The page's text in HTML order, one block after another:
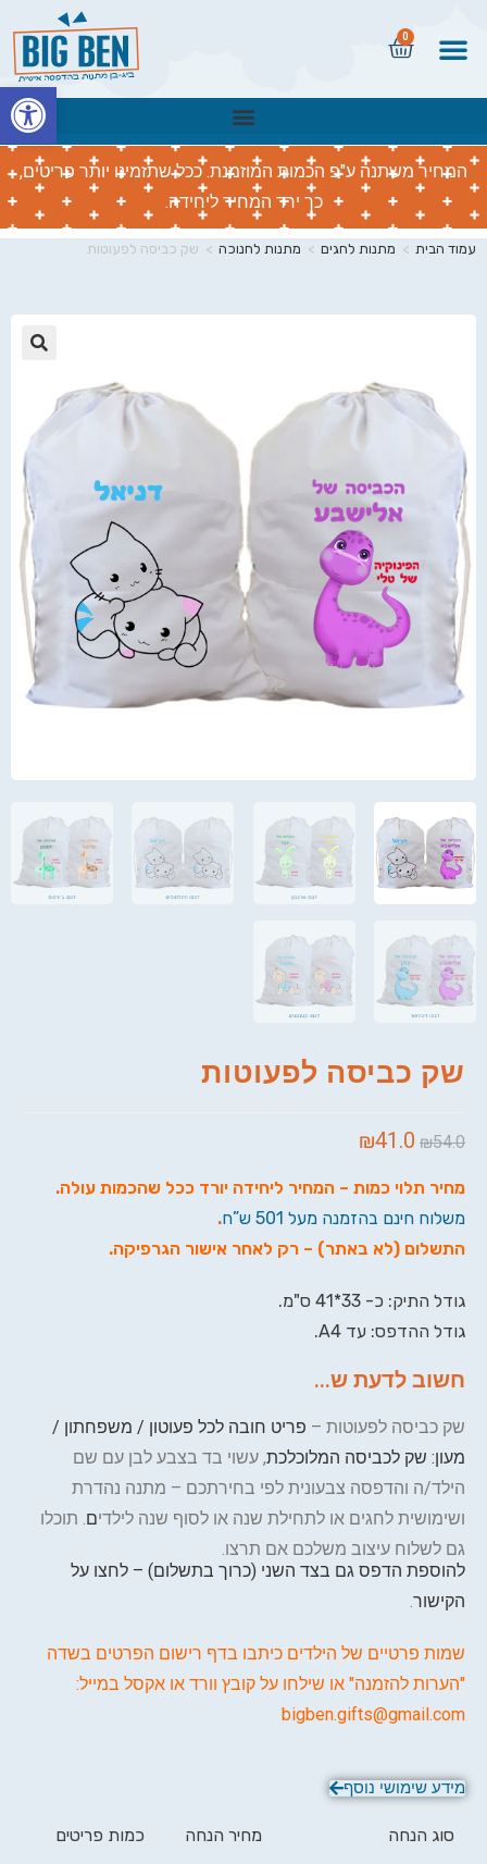
0
המחיר משתנה ע"פ הכמות המוזמנת. ככל שתזמינו יותר פריטים,
כך ירד המחיר ליחידה.
עמוד הבית > מתנות לחגים > מתנות לחנוכה > שק כביסה לפעוטות
שק כביסה לפעוטות
₪54.0
₪41.0
מחיר תלוי כמות – המחיר ליחידה יורד ככל שהכמות עולה.
משלוח חינם בהזמנה מעל 501 ש”ח
.
התשלום (לא באתר) – רק לאחר אישור הגרפיקה.
גודל התיק: כ- 33*41 ס"מ.
גודל ההדפס: עד A4.
חשוב לדעת ש...
שק כביסה לפעוטות – פריט חובה לכל פעוטון / משפחתון /
מעון: שק לכביסה המלוכלכת, עשוי בד בצבע לבן עם שם
הילד/ה והדפסה צבעונית לפי בחירתכם – מתנה נהדרת
ושימושית לחגים או לתחילת שנה או לסוף שנה לילדים. תוכלו
גם לשלוח עיצוב משלכם אם תרצו.
להוספת הדפס גם בצד השני (כרוך בתשלום) – לחצו על
הקישור.
שמות פרטיים של הילדים כיתבו בדף רישום הפרטים בשדה
"הערות להזמנה" או שילחו על קובץ וורד או אקסל במייל:
bigben.gifts@gmail.com
מידע שימושי נוסף
סוג הנחה מחיר הנחה כמות פריטים